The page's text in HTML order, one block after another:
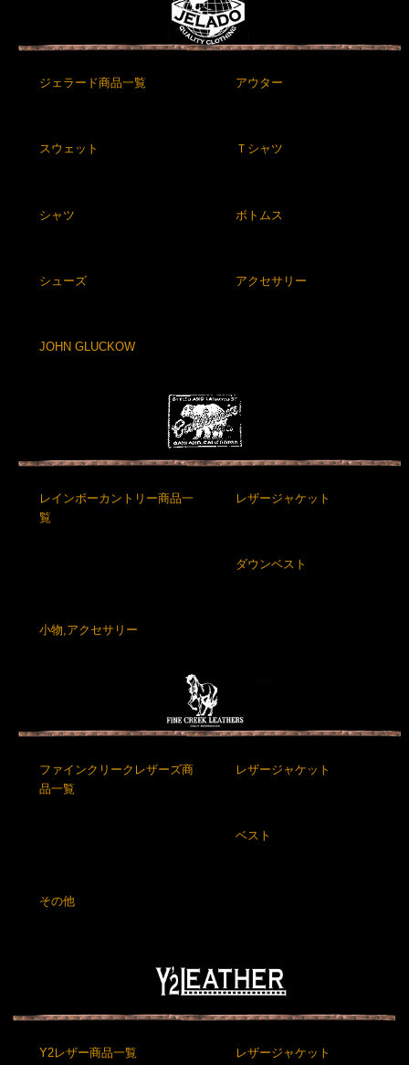
ジェラード商品一覧 アウター
スウェット Ｔシャツ
シャツ ボトムス
シューズ アクセサリー
JOHN GLUCKOW
レインボーカントリー商品一
覧
レザージャケット
ダウンベスト
小物,アクセサリー
ファインクリークレザーズ商
品一覧
レザージャケット
ベスト
その他
Y2レザー商品一覧 レザージャケット